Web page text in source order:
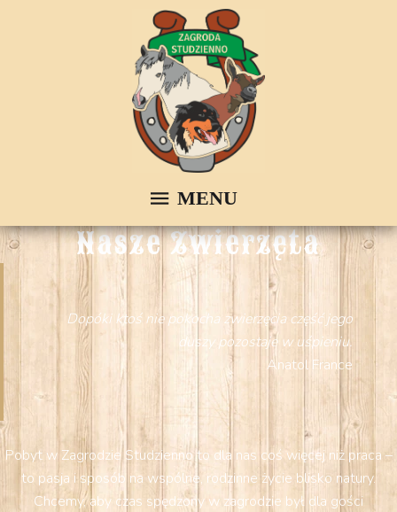
Nasze Zwierzęta
Dopóki ktoś nie pokocha zwierzęcia część jego
duszy pozostaje w uśpieniu.
Anatol France
Pobyt w Zagrodzie Studzienno to dla nas coś więcej niż praca –
to pasja i sposób na wspólne, rodzinne życie blisko natury.
Chcemy, aby czas spędzony w zagrodzie był dla gości